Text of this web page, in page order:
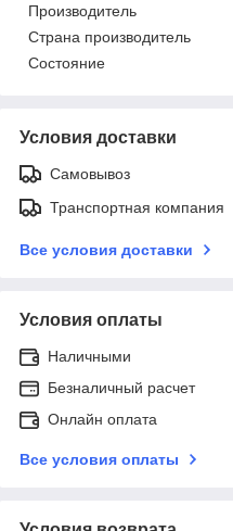
Производитель
Страна производитель
Состояние
Условия доставки
Самовывоз
Транспортная компания
Все условия доставки
Условия оплаты
Наличными
Безналичный расчет
Онлайн оплата
Все условия оплаты